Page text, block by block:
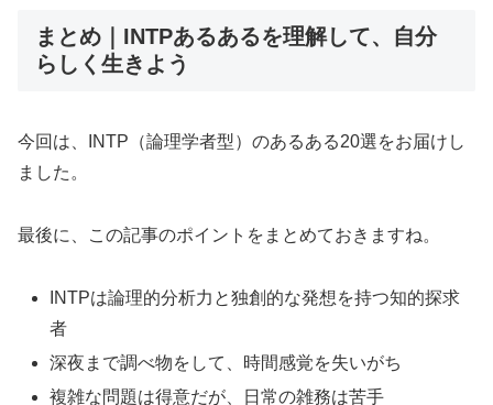
まとめ｜INTPあるあるを理解して、自分
らしく生きよう
今回は、INTP（論理学者型）のあるある20選をお届けし
ました。
最後に、この記事のポイントをまとめておきますね。
INTPは論理的分析力と独創的な発想を持つ知的探求
者
深夜まで調べ物をして、時間感覚を失いがち
複雑な問題は得意だが、日常の雑務は苦手